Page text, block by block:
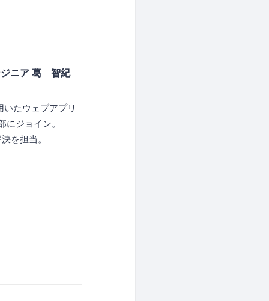
ニア 葛 智紀
たウェブアプリ
ジョイン。
を担当。